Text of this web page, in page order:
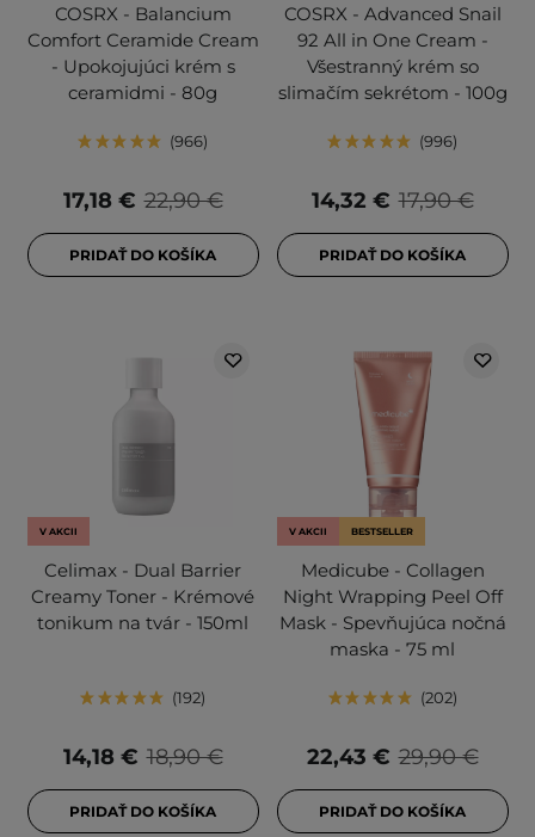
COSRX - Balancium
Comfort Ceramide Cream
- Upokojujúci krém s
ceramidmi - 80g
966
22,90 €
17,18 €
PRIDAŤ DO KOŠÍKA
COSRX - Advanced Snail
92 All in One Cream -
Všestranný krém so
slimačím sekrétom - 100g
996
17,90 €
14,32 €
PRIDAŤ DO KOŠÍKA
V AKCII
Celimax - Dual Barrier
Creamy Toner - Krémové
tonikum na tvár - 150ml
192
18,90 €
14,18 €
PRIDAŤ DO KOŠÍKA
V AKCII BESTSELLER
Medicube - Collagen
Night Wrapping Peel Off
Mask - Spevňujúca nočná
maska - 75 ml
202
29,90 €
22,43 €
PRIDAŤ DO KOŠÍKA